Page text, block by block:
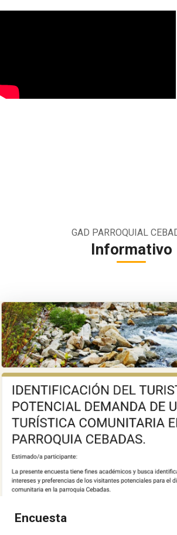
GAD PARROQUIAL
Informativo
Encuesta